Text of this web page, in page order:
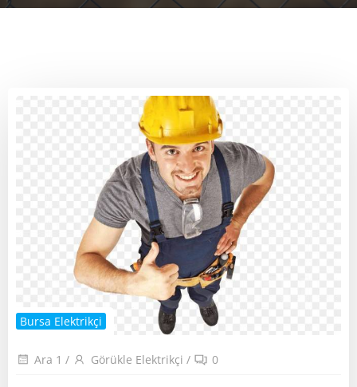
Bursa Elektrikçi
Ara 1 / Görükle Elektrikçi / 0